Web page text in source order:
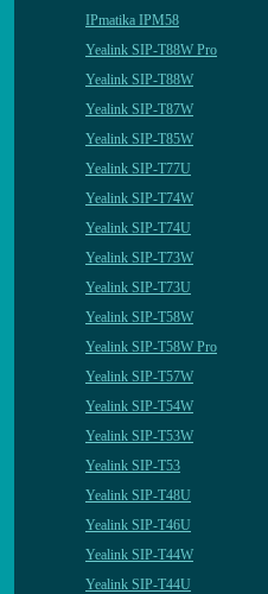
IPmatika IPM58
Yealink SIP-T88W Pro
Yealink SIP-T88W
Yealink SIP-T87W
Yealink SIP-T85W
Yealink SIP-T77U
Yealink SIP-T74W
Yealink SIP-T74U
Yealink SIP-T73W
Yealink SIP-T73U
Yealink SIP-T58W
Yealink SIP-T58W Pro
Yealink SIP-T57W
Yealink SIP-T54W
Yealink SIP-T53W
Yealink SIP-T53
Yealink SIP-T48U
Yealink SIP-T46U
Yealink SIP-T44W
Yealink SIP-T44U